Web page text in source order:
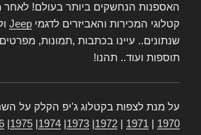
האספנות הנחשקים ביותר בעולם! לאחר
קטלוגי המכירות והאביזרים לדגמי Jeep
שנתונים.. עיינו בכתבות ,תמונות,
תוספות ועוד.. תהנו!
על מנת לצפות בקטלוג ג'יפ הקלק על
1970
1971
1972
1973
1974
1975